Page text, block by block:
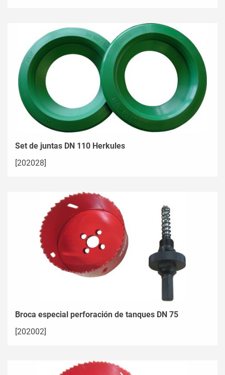
Set de juntas DN 110 Herkules
[202028]
Broca especial perforación de tanques DN 75
[202002]